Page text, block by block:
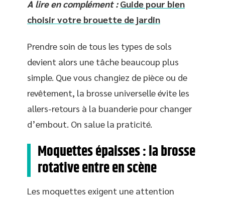
A lire en complément : Guide pour bien
choisir votre brouette de jardin
Prendre soin de tous les types de sols
devient alors une tâche beaucoup plus
simple. Que vous changiez de pièce ou de
revêtement, la brosse universelle évite les
allers-retours à la buanderie pour changer
d’embout. On salue la praticité.
Moquettes épaisses : la brosse
rotative entre en scène
Les moquettes exigent une attention